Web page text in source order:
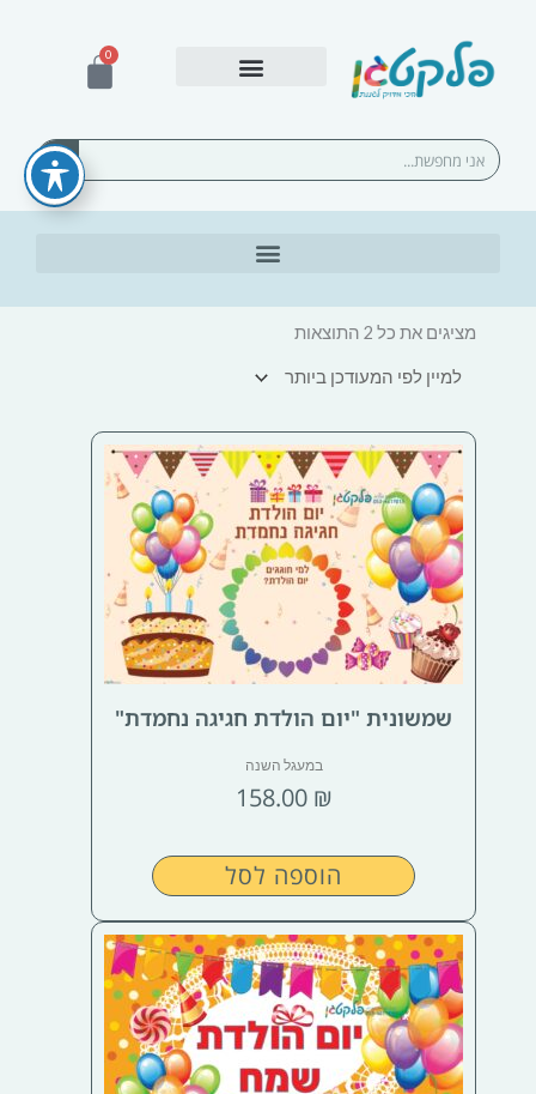
0
עגלת
חיפוש
מציגים את כל ⁦2⁩ התוצאות
ממוין
לפי
ביותר
שמשונית "יום הולדת חגיגה נחמדת"
במעגל השנה
158.00 ₪
הוספה לסל